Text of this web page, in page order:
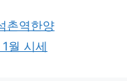
촌역한양
월 시세